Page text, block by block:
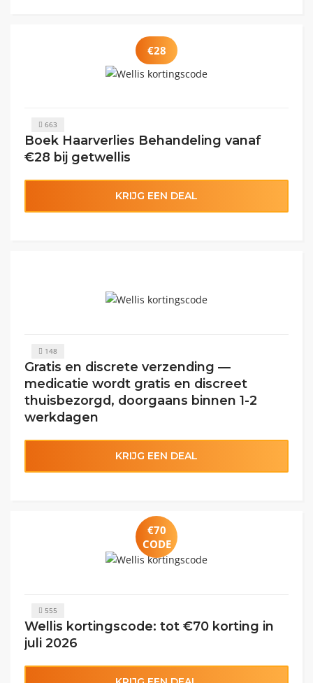
€28
663
Boek Haarverlies Behandeling vanaf
€28 bij getwellis
KRIJG EEN DEAL
148
Gratis en discrete verzending —
medicatie wordt gratis en discreet
thuisbezorgd, doorgaans binnen 1-2
werkdagen
KRIJG EEN DEAL
€70
CODE
555
Wellis kortingscode: tot €70 korting in
juli 2026